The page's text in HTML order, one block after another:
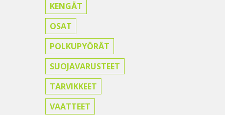
KENGÄT
OSAT
POLKUPYÖRÄT
SUOJAVARUSTEET
TARVIKKEET
VAATTEET